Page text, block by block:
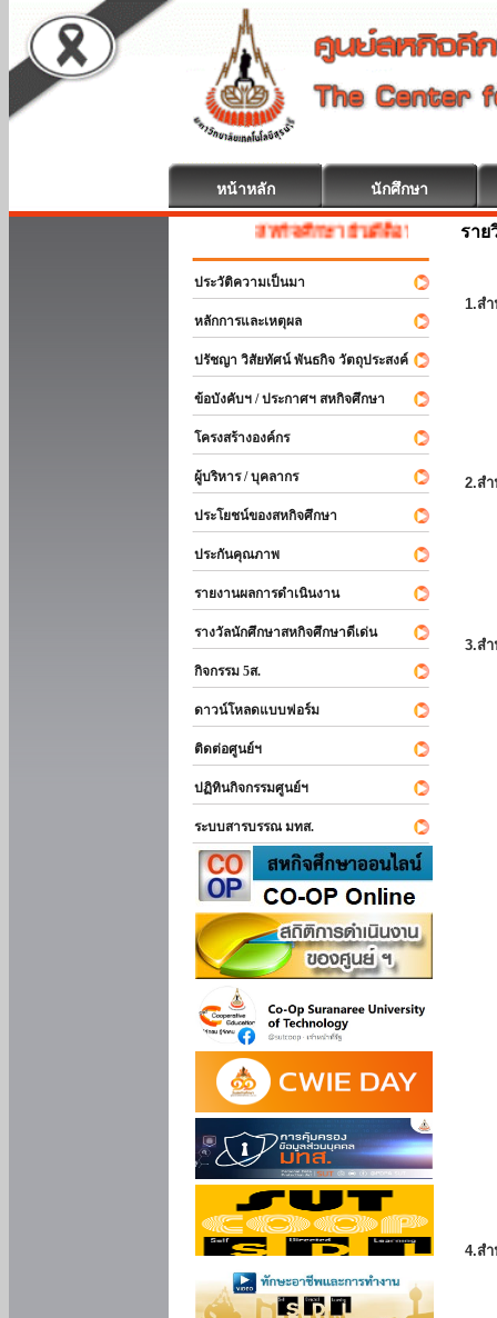
หน้าหลัก นักศึกษา
สหกิจศึกษา ยินดีต้อนรับ
ประวัติความเป็นมา
หลักการและเหตุผล
ปรัชญา วิสัยทัศน์ พันธกิจ วัตถุประสงค์
ข้อบังคับฯ / ประกาศฯ สหกิจศึกษา
โครงสร้างองค์กร
ผู้บริหาร / บุคลากร
ประโยชน์ของสหกิจศึกษา
ประกันคุณภาพ
รายงานผลการดำเนินงาน
รางวัลนักศึกษาสหกิจศึกษาดีเด่น
กิจกรรม 5ส.
ดาวน์โหลดแบบฟอร์ม
ติดต่อศูนย์ฯ
ปฏิทินกิจกรรมศูนย์ฯ
ระบบสารบรรณ มทส.
ราย
1.ส
2.ส
3.ส
4.ส